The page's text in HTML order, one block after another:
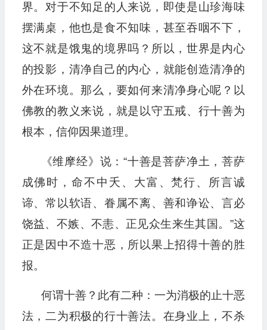
界。对于不知足的人来说，即使是山珍海味
摆满桌，他也是食不知味，甚至吞咽不下，
这不就是饿鬼的境界吗？所以，世界是内心
的投影，清净自己的内心，就能创造清净的
外在环境。那么，要如何来清净身心呢？以
佛教的教义来说，就是以守五戒、行十善为
根本，信仰因果道理。
《维摩经》说：“十善是菩萨净土，菩萨
成佛时，命不中夭、大富、梵行、所言诚
谛、常以软语、眷属不离、善和诤讼、言必
饶益、不嫉、不恚、正见众生来生其国。”这
正是因中不造十恶，所以果上招得十善的胜
报。
何谓十善？此有二种：一为消极的止十恶
法，二为积极的行十善法。在身业上，不杀